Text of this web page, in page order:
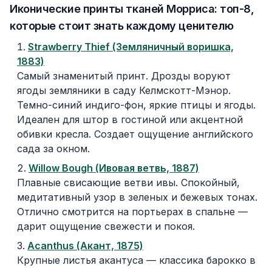
Иконические принты тканей Морриса: топ-8,
которые стоит знать каждому ценителю
Strawberry Thief (Земляничный воришка,
1883)
Самый знаменитый принт. Дрозды воруют
ягоды земляники в саду Келмскотт-Мэнор.
Темно-синий индиго-фон, яркие птицы и ягоды.
Идеален для штор в гостиной или акцентной
обивки кресла. Создает ощущение английского
сада за окном.
Willow Bough (Ивовая ветвь, 1887)
Плавные свисающие ветви ивы. Спокойный,
медитативный узор в зеленых и бежевых тонах.
Отлично смотрится на портьерах в спальне —
дарит ощущение свежести и покоя.
Acanthus (Акант, 1875)
Крупные листья акантуса — классика барокко в